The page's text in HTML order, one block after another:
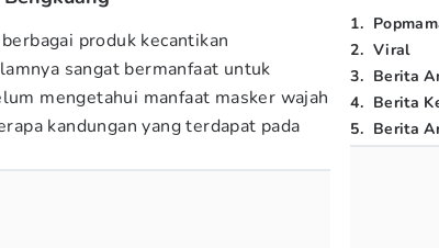
produk kecantikan
sangat bermanfaat untuk
mengetahui manfaat masker wajah
kandungan yang terdapat pada
1.
2. Viral
3. Berita
4. Berita
5. Berita